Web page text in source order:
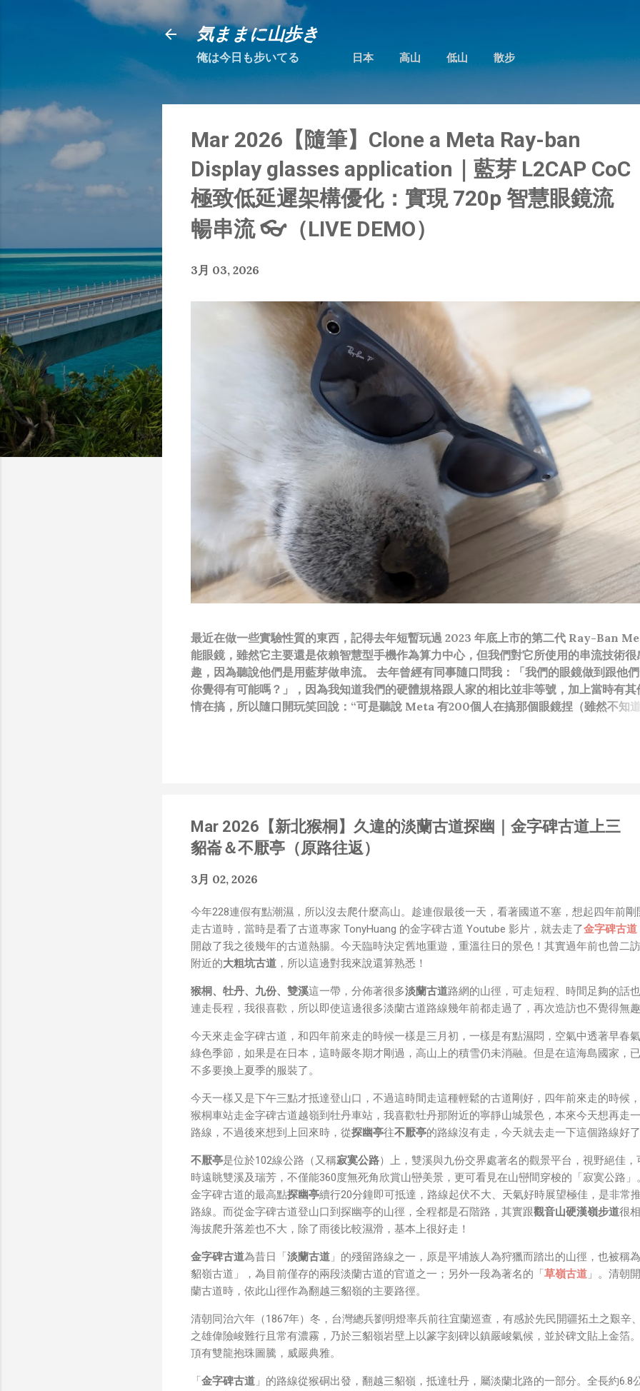
気ままに山歩き
俺は今日も步いてる 日本 高山 低山 散步
Mar 2026【隨筆】Clone a Meta Ray-ban
Display glasses application｜藍芽 L2CAP CoC
極致低延遲架構優化：實現 720p 智慧眼鏡流
暢串流 👓（LIVE DEMO）
3月 03, 2026
最近在做一些實驗性質的東西，記得去年短暫玩過 2023 年底上市的第二代 Ray-Ban
能眼鏡，雖然它主要還是依賴智慧型手機作為算力中心，但我們對它所使用的串流技術很
趣，因為聽說他們是用藍芽做串流。 去年曾經有同事隨口問我：「我們的眼鏡做到跟他
你覺得有可能嗎？」，因為我知道我們的硬體規格跟人家的相比並非等號，加上當時有其
情在搞，所以隨口開玩笑回說：“可是聽說 Meta 有200個人在搞那個眼鏡捏（雖然不知
扛、散佈同事私生活謠言，還有職場霸凌，這些你他媽都頂級專業戶，除此之外沒啥洨用
了！） 一件理論上可以做到的事情，外行人的認知被信息差，不懂加上沒實作能力去驗
什麼都變成黑科技了（多黑？比巴西黑鮑魚還黑嗎？）。反重力技術說不定也非啥黑科技
是政府不讓你普通老百姓了解罷了。 Ray-ban Meta 的黑科技，講白了就是人家拉個百
Ray-Ban Meta 的智慧眼鏡有塞入一個強大的 WiFi 6 晶片在裡面，一開始我猜測會不
能是透過 WiFi P2P 或 WiFi SoftAP 的方式去做串流（確實 Meta 的智能眼鏡，在同步
時，會強制要求開啟手機的 WiFi 開關，所以媒體同步應該是靠 WiFi 通道做的），而去
我也快速做了一個WiFi Direct 架構來做 POC，確實傳輸效率非常快，幾百 MB 的大檔
未經編碼的方式傳透過 Socket 直接傳輸的（這表示傳輸時所需的頻寬會更大，功耗據說
大）。 後來因為 ...
Mar 2026【新北猴桐】久違的淡蘭古道探幽｜金字碑古道上三
貂崙＆不厭亭（原路往返）
3月 02, 2026
今年228連假有點潮濕，所以沒去爬什麼高山。趁連假最後一天，看著國道不塞，想起四年前剛
走古道時，當時是看了古道專家 TonyHuang 的金字碑古道 Youtube 影片，就去走了金字碑古道
開啟了我之後幾年的古道熱腸。今天臨時決定舊地重遊，重溫往日的景色！其實過年前也曾二
附近的大粗坑古道 ，所以這邊對我來說還算熟悉！
猴桐、牡丹、九份、雙溪這一帶，分佈著很多淡蘭古道路網的山徑，可走短程、時間足夠的話
連走長程，我很喜歡，所以即使這邊很多淡蘭古道路線幾年前都走過了，再次造訪也不覺得無
今天來走金字碑古道，和四年前來走的時候一樣是三月初，一樣是有點濕悶，空氣中透著早春
綠色季節，如果是在日本，這時嚴冬期才剛過，高山上的積雪仍未消融。但是在這海島國家，
不多要換上夏季的服裝了。
今天一樣又是下午三點才抵達登山口，不過這時間走這種輕鬆的古道剛好，四年前來走的時候
猴桐車站走金字碑古道越嶺到牡丹車站，我喜歡牡丹那附近的寧靜山城景色，本來今天想再走
路線，不過後來想到上回來時，從探幽亭往不厭亭的路線沒有走，今天就去走一下這個路線好
不厭亭是位於102線公路（又稱寂寞公路）上，雙溪與九份交界處著名的觀景平台，視野絕佳，
時遠眺雙溪及瑞芳，不僅能360度無死角欣賞山巒美景，更可看見在山巒間穿梭的「寂寞公路」
金字碑古道的最高點探幽亭續行20分鐘即可抵達，路線起伏不大、天氣好時展望極佳，是非常
路線。而從金字碑古道登山口到探幽亭的山徑，全程都是石階路，其實跟觀音山硬漢嶺步道很
海拔爬升落差也不大，除了雨後比較濕滑，基本上很好走！
金字碑古道為昔日「 淡蘭古道 」的殘留路線之一，原是平埔族人為狩獵而踏出的山徑，也被稱
貂嶺古道」，為目前僅存的兩段淡蘭古道的官道之一；另外一段為著名的「 草嶺古道 」。清朝
蘭古道時，依此山徑作為翻越三貂嶺的主要路徑。
清朝同治六年（1867年）冬，台灣總兵劉明燈率兵前往宜蘭巡查，有感於先民開疆拓土之艱辛
之雄偉險峻難行且常有濃霧，乃於三貂嶺岩壁上以篆字刻碑以鎮嚴峻氣候，並於碑文貼上金箔
頂有雙龍抱珠圖騰，威嚴典雅。
「 金字碑古道 」的路線從猴硐出發，翻越三貂嶺，抵達牡丹，屬淡蘭北路的一部分。全長約6.8